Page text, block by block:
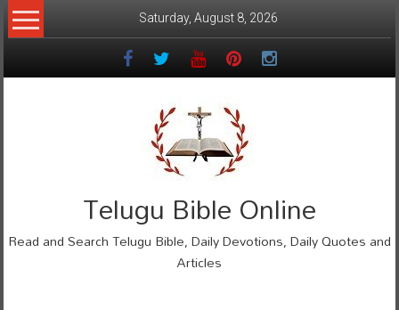
Skip
to
Saturday, August 8, 2026
Telugu Bible Online
Read and Search Telugu Bible, Daily Devotions, Daily Quotes and
Articles